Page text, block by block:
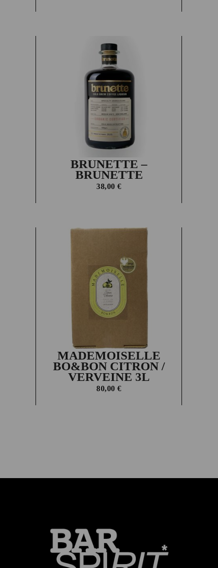
BRUNETTE –
BRUNETTE
38,00€
MADEMOISELLE
BO&BON CITRON /
VERVEINE 3L
80,00€